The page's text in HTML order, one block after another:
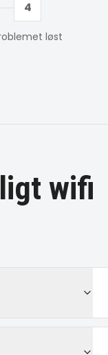
4
løst
wifi